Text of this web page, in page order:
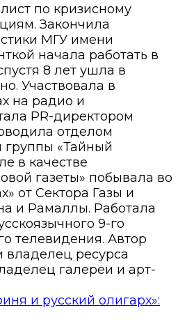
по кризисному
Закончила
МГУ имени
начала работать в
8 лет ушла в
Участвовала в
на радио и
PR-директором
отделом
«Тайный
в качестве
газеты» побывала во
от Сектора Газы и
и Рамаллы. Работала
9-го
телевидения. Автор
владелец ресурса
галереи и арт-
и русский олигарх»: